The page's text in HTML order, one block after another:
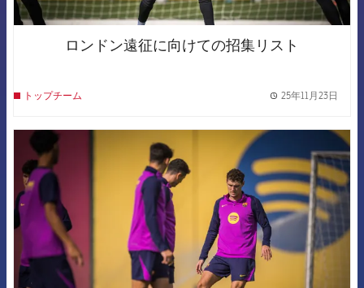
ロンドン遠征に向けての招集リスト
トップチーム 25年11月23日
FCB Barcelona badge